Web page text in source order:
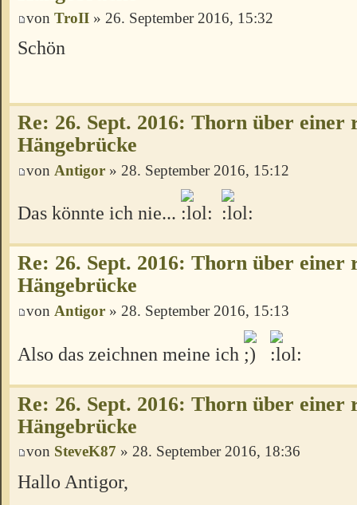
von TroII » 26. September 2016, 15:32
Schön
Re: 26. Sept. 2016: Thorn über einer
Hängebrücke
von Antigor » 28. September 2016, 15:12
Das könnte ich nie...
Re: 26. Sept. 2016: Thorn über einer
Hängebrücke
von Antigor » 28. September 2016, 15:13
Also das zeichnen meine ich
Re: 26. Sept. 2016: Thorn über einer
Hängebrücke
von SteveK87 » 28. September 2016, 18:36
Hallo Antigor,